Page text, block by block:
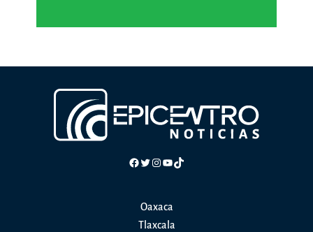
Facebook
Twitter
Instagram
YouTube
TikTok
Oaxaca
Tlaxcala